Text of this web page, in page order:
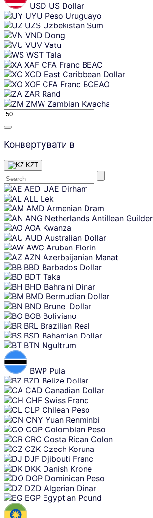
USD US Dollar
UYU Peso Uruguayo
UZS Uzbekistan Sum
VND Dong
VUV Vatu
WST Tala
XAF CFA Franc BEAC
XCD East Caribbean Dollar
XOF CFA Franc BCEAO
ZAR Rand
ZMW Zambian Kwacha
Конвертувати в
KZT
Skip
content
AED UAE Dirham
ALL Lek
AMD Armenian Dram
ANG Netherlands Antillean Guilder
AOA Kwanza
AUD Australian Dollar
AWG Aruban Florin
AZN Azerbaijanian Manat
BBD Barbados Dollar
BDT Taka
BHD Bahraini Dinar
BMD Bermudian Dollar
BND Brunei Dollar
BOB Boliviano
BRL Brazilian Real
BSD Bahamian Dollar
BTN Ngultrum
BWP Pula
BZD Belize Dollar
CAD Canadian Dollar
CHF Swiss Franc
CLP Chilean Peso
CNY Yuan Renminbi
COP Colombian Peso
CRC Costa Rican Colon
CZK Czech Koruna
DJF Djibouti Franc
DKK Danish Krone
DOP Dominican Peso
DZD Algerian Dinar
EGP Egyptian Pound